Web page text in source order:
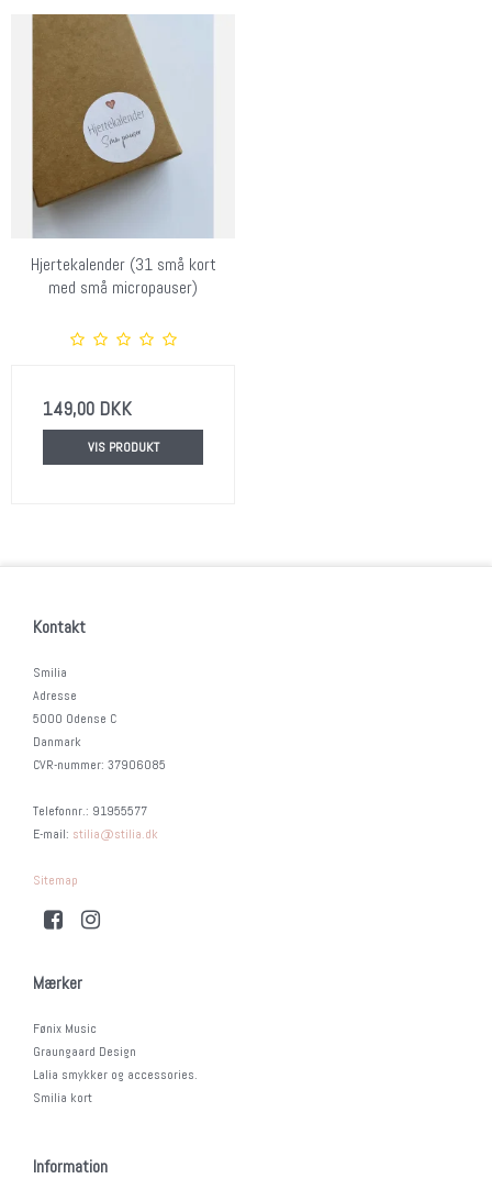
Hjertekalender (31 små kort
med små micropauser)
149,00 DKK
VIS PRODUKT
Kontakt
Smilia
Adresse
5000 Odense C
Danmark
CVR-nummer: 37906085
Telefonnr.: 91955577
E-mail: stilia@stilia.dk
Sitemap
Mærker
Fønix Music
Graungaard Design
Lalia smykker og accessories.
Smilia kort
Information